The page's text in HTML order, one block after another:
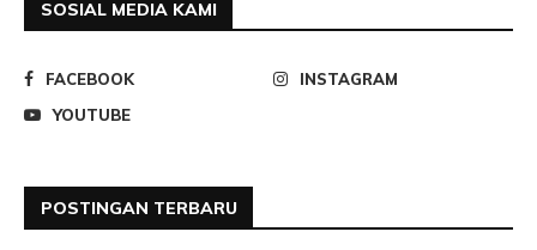
SOSIAL MEDIA KAMI
FACEBOOK
INSTAGRAM
YOUTUBE
POSTINGAN TERBARU